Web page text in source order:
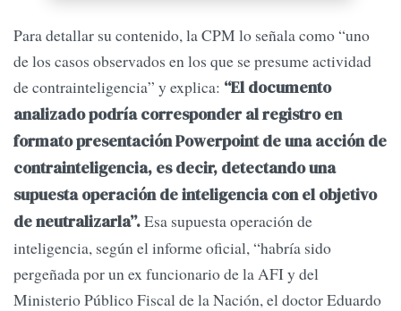
Para detallar su contenido, la CPM lo señala como “uno
de los casos observados en los que se presume actividad
de contrainteligencia” y explica: “El documento
analizado podría corresponder al registro en
formato presentación Powerpoint de una acción de
contrainteligencia, es decir, detectando una
supuesta operación de inteligencia con el objetivo
de neutralizarla”.Esa supuesta operación de
inteligencia, según el informe oficial, “habría sido
pergeñada por un ex funcionario de la AFI y del
Ministerio Público Fiscal de la Nación, el doctor Eduardo